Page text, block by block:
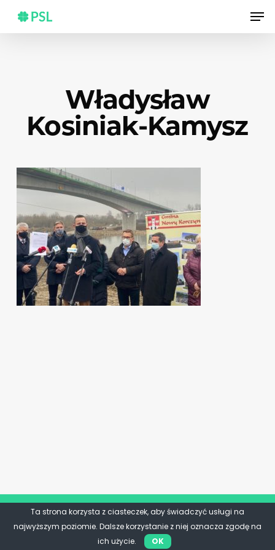
main
Władysław
Kosiniak-Kamysz
Ta strona korzysta z ciasteczek, aby świadczyć usługi na
najwyższym poziomie. Dalsze korzystanie z niej oznacza zgodę na
ich użycie.
OK